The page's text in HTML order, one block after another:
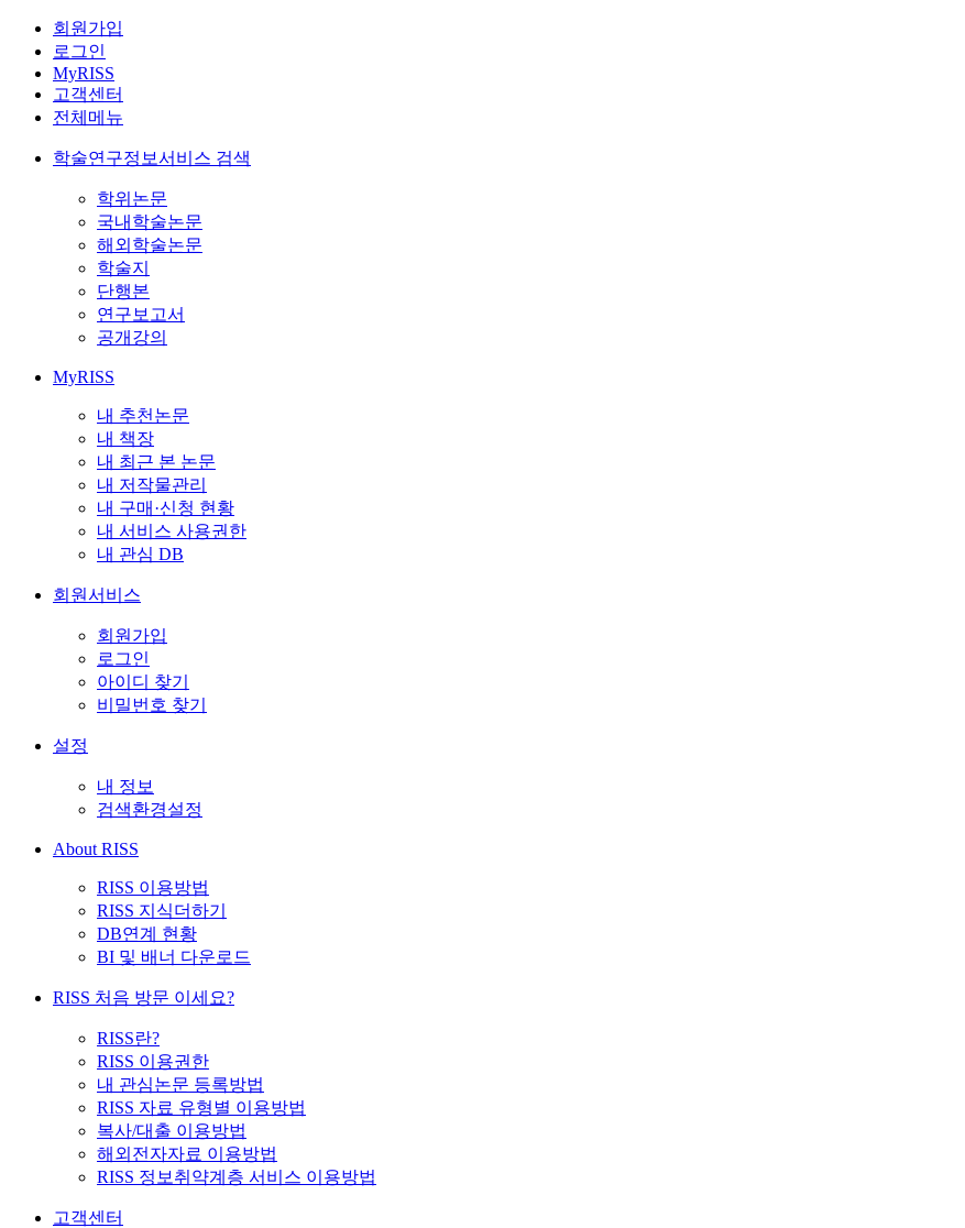
회원가입
로그인
MyRISS
고객센터
전체메뉴
학술연구정보서비스 검색
학위논문
국내학술논문
해외학술논문
학술지
단행본
연구보고서
공개강의
MyRISS
내 추천논문
내 책장
내 최근 본 논문
내 저작물관리
내 구매·신청 현황
내 서비스 사용권한
내 관심 DB
회원서비스
회원가입
로그인
아이디 찾기
비밀번호 찾기
설정
내 정보
검색환경설정
About RISS
RISS 이용방법
RISS 지식더하기
DB연계 현황
BI 및 배너 다운로드
RISS 처음 방문 이세요?
RISS란?
RISS 이용권한
내 관심논문 등록방법
RISS 자료 유형별 이용방법
복사/대출 이용방법
해외전자자료 이용방법
RISS 정보취약계층 서비스 이용방법
고객센터